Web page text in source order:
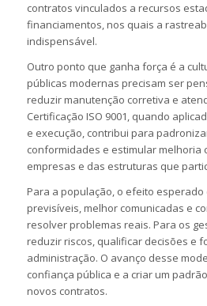
contratos vinculados a recursos
financiamentos, nos quais a
indispensável.
Outro ponto que ganha força é a
públicas modernas precisam ser
reduzir manutenção corretiva e
Certificação ISO 9001, quando
e execução, contribui para
conformidades e estimular melhoria
empresas e das estruturas que
Para a população, o efeito esperado
previsíveis, melhor comunicadas e
resolver problemas reais. Para os
reduzir riscos, qualificar decisões e
administração. O avanço desse
confiança pública e a criar um
novos contratos.